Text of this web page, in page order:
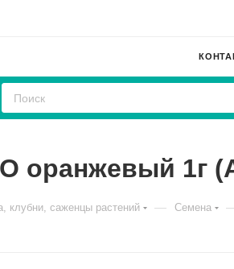
оранжевый 1г
клубни, саженцы растений — Семена